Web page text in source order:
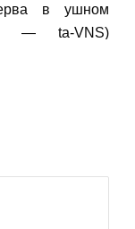
в ушном
— ta-VNS)